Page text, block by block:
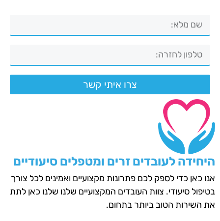
צרו איתי קשר
היחידה לעובדים זרים ומטפלים סיעודיים
אנו כאן כדי לספק לכם פתרונות מקצועיים ואמינים לכל צורך
בטיפול סיעודי. צוות העובדים המקצועיים שלנו שלנו כאן לתת
את השירות הטוב ביותר בתחום.